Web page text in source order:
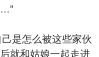
是怎么被这些家伙
就和姑娘一起走进